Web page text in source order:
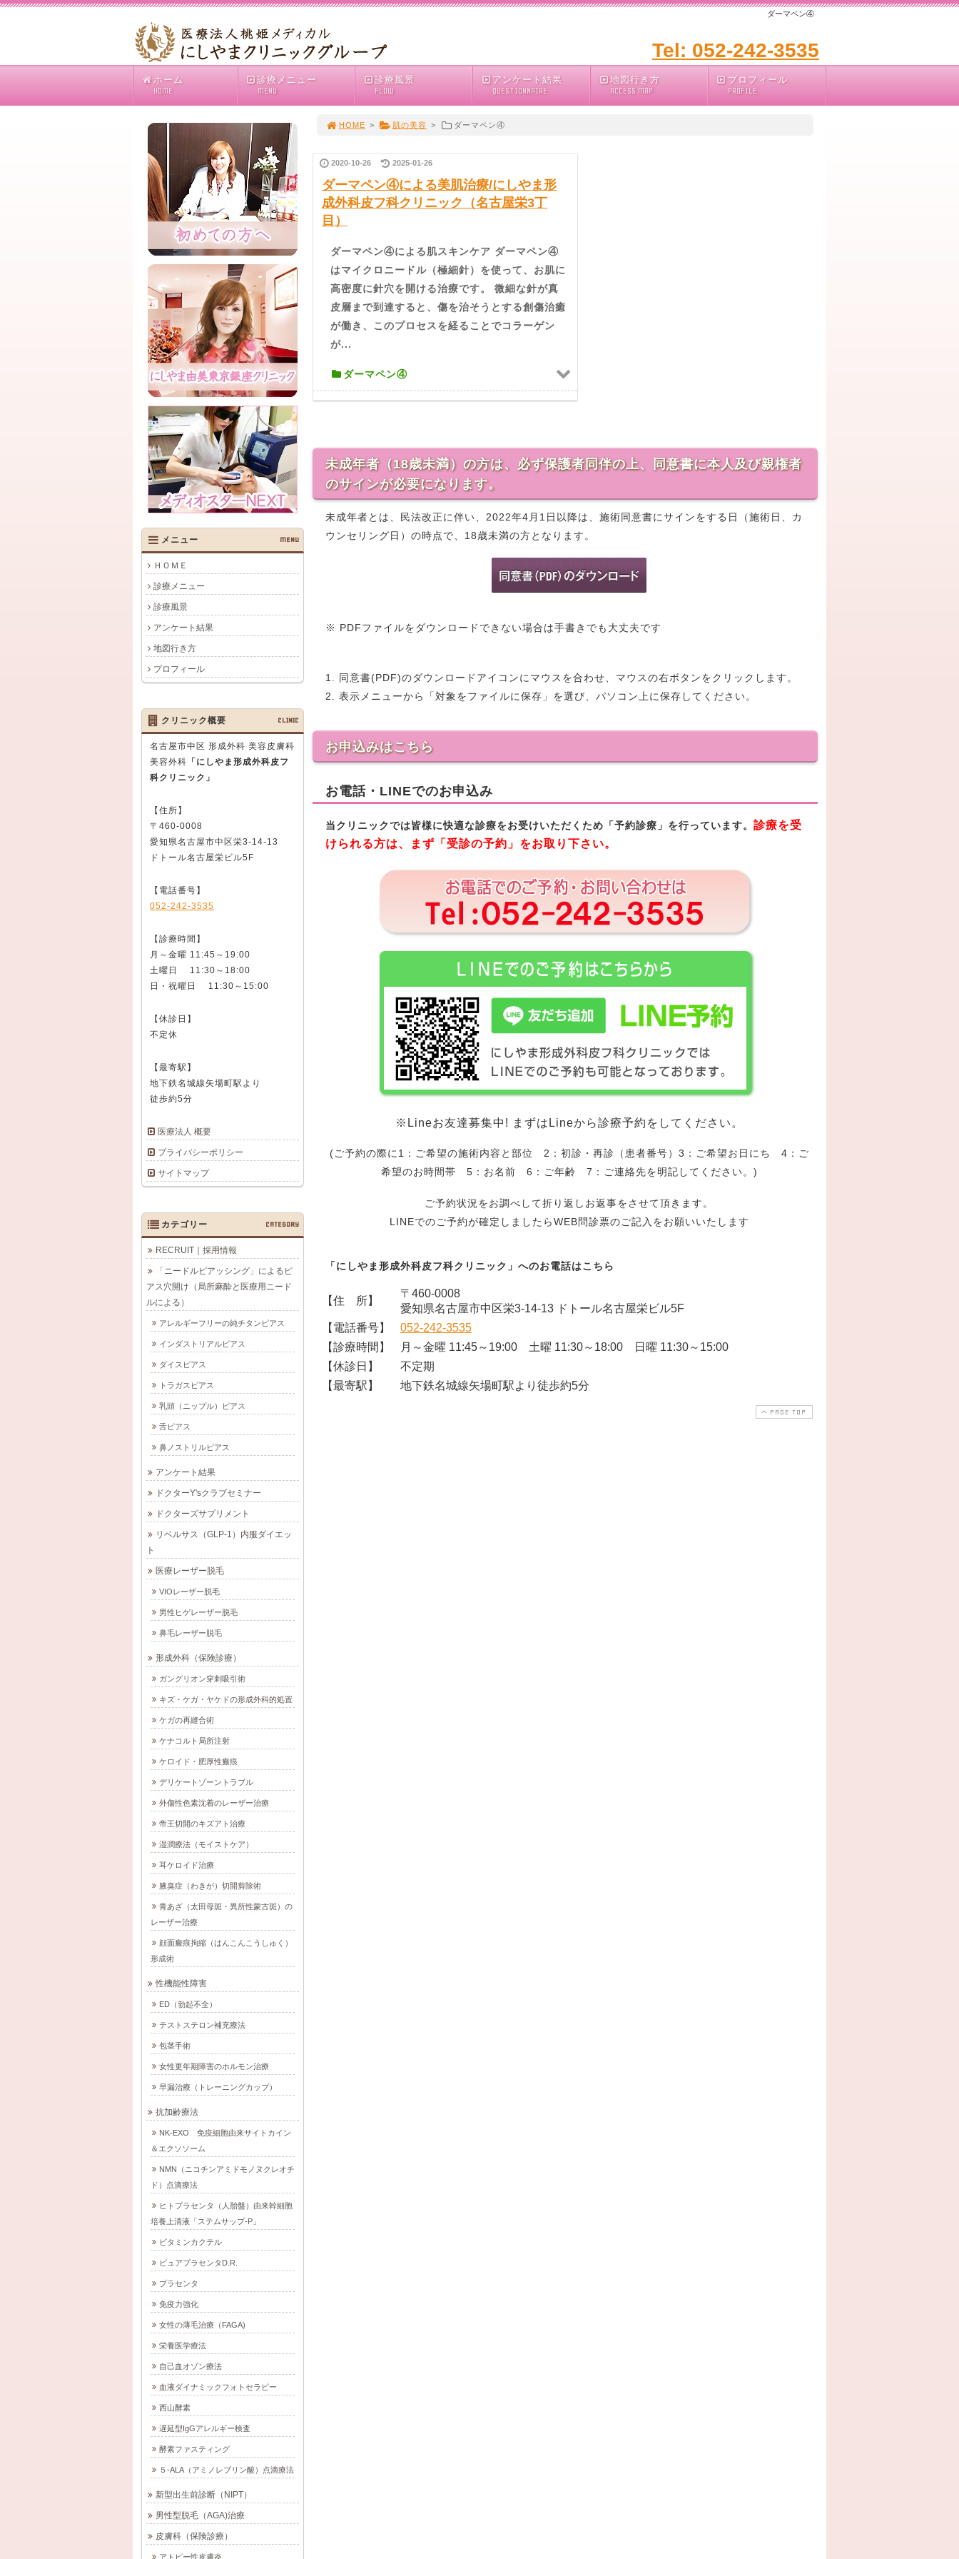
ダーマペン④
Tel: 052-242-3535
ホーム
HOME
診療メニュー
MENU
診療風景
FLOW
アンケート結果
QUESTIONNAIRE
地図行き方
ACCESS MAP
プロフィール
PROFILE
HOME > 肌の美容 > ダーマペン④
2020-10-26 2025-01-26
ダーマペン④による美肌治療/にしやま形
成外科皮フ科クリニック（名古屋栄3丁
目）
ダーマペン④による肌スキンケア ダーマペン④
はマイクロニードル（極細針）を使って、お肌に
高密度に針穴を開ける治療です。 微細な針が真
皮層まで到達すると、傷を治そうとする創傷治癒
が働き、このプロセスを経ることでコラーゲン
が...
ダーマペン④
未成年者（18歳未満）の方は、必ず保護者同伴の上、同意書に本人及び親権者
のサインが必要になります。
未成年者とは、民法改正に伴い、2022年4月1日以降は、施術同意書にサインをする日（施術日、カ
ウンセリング日）の時点で、18歳未満の方となります。
※ PDFファイルをダウンロードできない場合は手書きでも大丈夫です
1. 同意書(PDF)のダウンロードアイコンにマウスを合わせ、マウスの右ボタンをクリックします。
2. 表示メニューから「対象をファイルに保存」を選び、パソコン上に保存してください。
お申込みはこちら
お電話・LINEでのお申込み
当クリニックでは皆様に快適な診療をお受けいただくため「予約診療」を行っています。 診療を受
けられる方は、まず「受診の予約」をお取り下さい。
※Lineお友達募集中! まずはLineから診療予約をしてください。
(ご予約の際に1：ご希望の施術内容と部位 2：初診・再診（患者番号）3：ご希望お日にち 4：ご
希望のお時間帯 5：お名前 6：ご年齢 7：ご連絡先を明記してください。)
ご予約状況をお調べして折り返しお返事をさせて頂きます。
LINEでのご予約が確定しましたらWEB問診票のご記入をお願いいたします
「にしやま形成外科皮フ科クリニック」へのお電話はこちら
【住 所】
〒460-0008
愛知県名古屋市中区栄3-14-13 ドトール名古屋栄ビル5F
【電話番号】
052-242-3535
【診療時間】
月～金曜 11:45～19:00 土曜 11:30～18:00 日曜 11:30～15:00
【休診日】
不定期
【最寄駅】
地下鉄名城線矢場町駅より徒歩約5分
PAGE TOP
メニュー MENU
ＨＯＭＥ
診療メニュー
診療風景
アンケート結果
地図行き方
プロフィール
クリニック概要 CLINIC
名古屋市中区 形成外科 美容皮膚科
美容外科 「にしやま形成外科皮フ
科クリニック」
【住所】
〒460-0008
愛知県名古屋市中区栄3-14-13
ドトール名古屋栄ビル5F
【電話番号】
052-242-3535
【診療時間】
月～金曜 11:45～19:00
土曜日 11:30～18:00
日・祝曜日 11:30～15:00
【休診日】
不定休
【最寄駅】
地下鉄名城線矢場町駅より
徒歩約5分
医療法人 概要
プライバシーポリシー
サイトマップ
カテゴリー CATEGORY
RECRUIT｜採用情報
「ニードルピアッシング」によるピ
アス穴開け（局所麻酔と医療用ニード
ルによる）
アレルギーフリーの純チタンピアス
インダストリアルピアス
ダイスピアス
トラガスピアス
乳頭（ニップル）ピアス
舌ピアス
鼻ノストリルピアス
アンケート結果
ドクターY'sクラブセミナー
ドクターズサプリメント
リベルサス（GLP-1）内服ダイエッ
ト
医療レーザー脱毛
VIOレーザー脱毛
男性ヒゲレーザー脱毛
鼻毛レーザー脱毛
形成外科（保険診療）
ガングリオン穿刺吸引術
キズ・ケガ・ヤケドの形成外科的処置
ケガの再縫合術
ケナコルト局所注射
ケロイド・肥厚性瘢痕
デリケートゾーントラブル
外傷性色素沈着のレーザー治療
帝王切開のキズアト治療
湿潤療法（モイストケア）
耳ケロイド治療
腋臭症（わきが）切開剪除術
青あざ（太田母斑・異所性蒙古斑）の
レーザー治療
顔面瘢痕拘縮（はんこんこうしゅく）
形成術
性機能性障害
ED（勃起不全）
テストステロン補充療法
包茎手術
女性更年期障害のホルモン治療
早漏治療（トレーニングカップ）
抗加齢療法
NK-EXO 免疫細胞由来サイトカイン
＆エクソソーム
NMN（ニコチンアミドモノヌクレオチ
ド）点滴療法
ヒトプラセンタ（人胎盤）由来幹細胞
培養上清液「ステムサップ-P」
ビタミンカクテル
ピュアプラセンタD.R.
プラセンタ
免疫力強化
女性の薄毛治療（FAGA)
栄養医学療法
自己血オゾン療法
血液ダイナミックフォトセラピー
西山酵素
遅延型IgGアレルギー検査
酵素ファスティング
５-ALA（アミノレブリン酸）点滴療法
新型出生前診断（NIPT）
男性型脱毛（AGA)治療
皮膚科（保険診療）
アトピー性皮膚炎